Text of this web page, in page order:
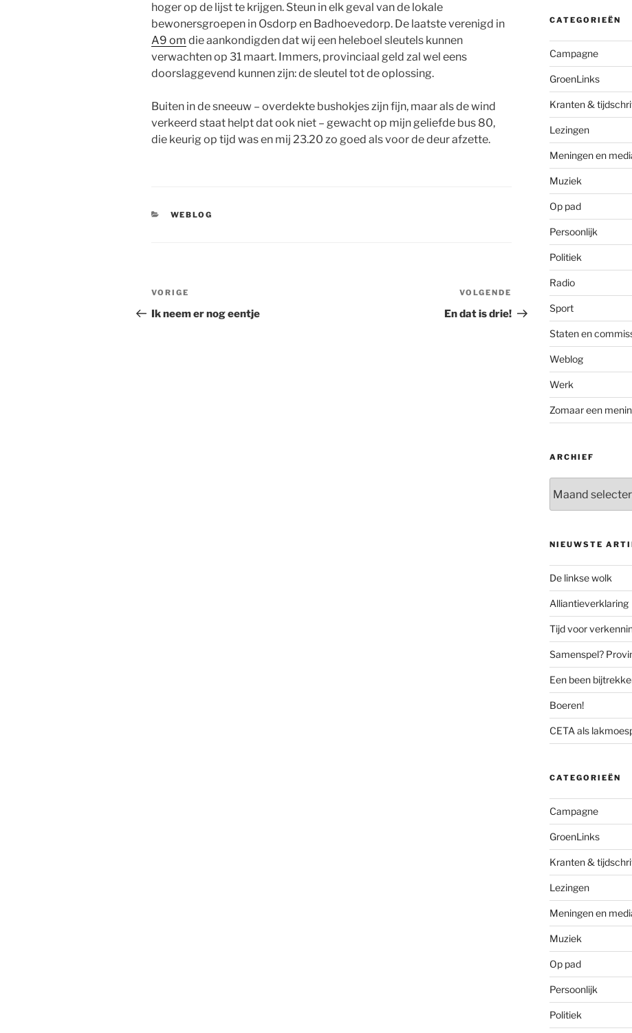
hoger op de lijst te krijgen. Steun in elk geval van de lokale
bewonersgroepen in Osdorp en Badhoevedorp. De laatste verenigd in
A9 om die aankondigden dat wij een heleboel sleutels kunnen
verwachten op 31 maart. Immers, provinciaal geld zal wel eens
doorslaggevend kunnen zijn: de sleutel tot de oplossing.
Buiten in de sneeuw – overdekte bushokjes zijn fijn, maar als de wind
verkeerd staat helpt dat ook niet – gewacht op mijn geliefde bus 80,
die keurig op tijd was en mij 23.20 zo goed als voor de deur afzette.
CATEGORIEËN
WEBLOG
Bericht
navigatie
Vorig
bericht
VORIGE
Ik neem er nog eentje
Volgend
bericht
VOLGENDE
En dat is drie!
CATEGORIEËN
Campagne
GroenLinks
Kranten &
Lezingen
Meningen en
Muziek
Op pad
Persoonlijk
Politiek
Radio
Sport
Staten en
Weblog
Werk
Zomaar een
ARCHIEF
NIEUWSTE
De linkse wolk
Alliantieverklaring
Tijd voor
Samenspel?
Een been
Boeren!
CETA als
CATEGORIEËN
Campagne
GroenLinks
Kranten &
Lezingen
Meningen en
Muziek
Op pad
Persoonlijk
Politiek